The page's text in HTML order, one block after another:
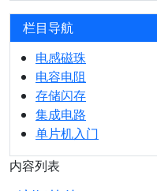
栏目导航
电感磁珠
电容电阻
存储闪存
集成电路
单片机入门
内容列表